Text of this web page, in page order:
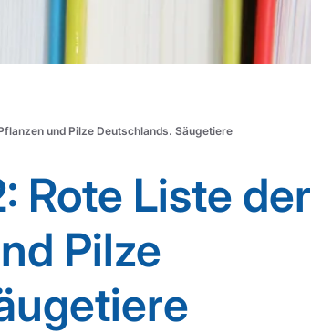
und Pilze Deutschlands. Säugetiere
Rote Liste der
Pilze